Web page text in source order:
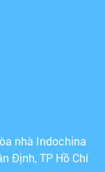
nhà Indochina
Định, TP Hồ Chí